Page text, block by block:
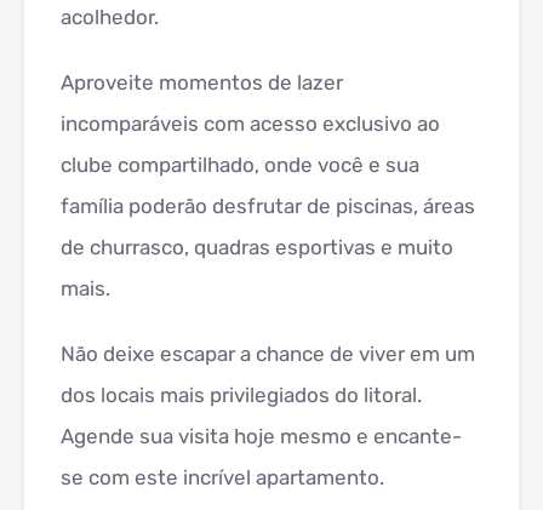
acolhedor.
Aproveite momentos de lazer
incomparáveis com acesso exclusivo ao
clube compartilhado, onde você e sua
família poderão desfrutar de piscinas, áreas
de churrasco, quadras esportivas e muito
mais.
Não deixe escapar a chance de viver em um
dos locais mais privilegiados do litoral.
Agende sua visita hoje mesmo e encante-
se com este incrível apartamento.